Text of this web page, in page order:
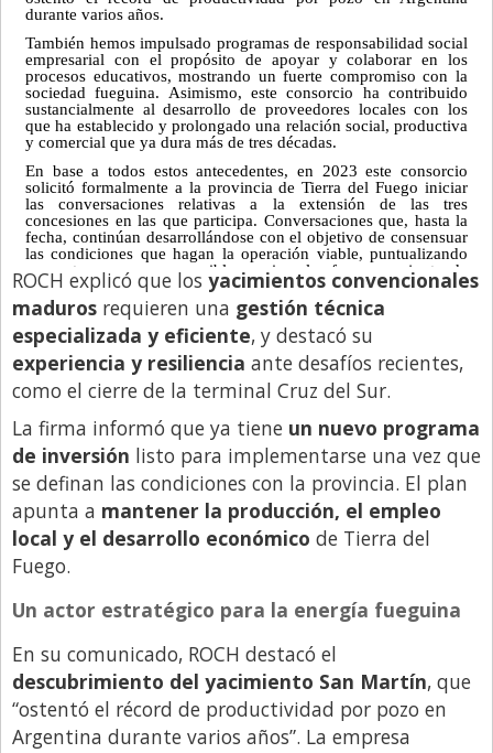
ROCH explicó que los yacimientos convencionales
maduros requieren una gestión técnica
especializada y eficiente, y destacó su
experiencia y resiliencia ante desafíos recientes,
como el cierre de la terminal Cruz del Sur.
La firma informó que ya tiene un nuevo programa
de inversión listo para implementarse una vez que
se definan las condiciones con la provincia. El plan
apunta a mantener la producción, el empleo
local y el desarrollo económico de Tierra del
Fuego.
Un actor estratégico para la energía fueguina
En su comunicado, ROCH destacó el
descubrimiento del yacimiento San Martín, que
“ostentó el récord de productividad por pozo en
Argentina durante varios años”. La empresa